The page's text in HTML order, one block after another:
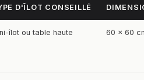
D'ÎLOT CONSEILLÉ
îlot ou table haute 60 × 60